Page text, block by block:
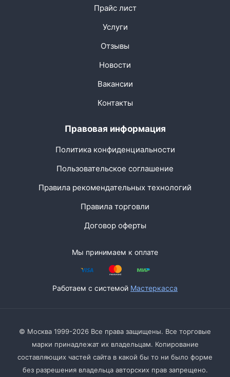
Прайс лист
Услуги
Отзывы
Новости
Вакансии
Контакты
Правовая информация
Политика конфиденциальности
Пользовательское соглашение
Правила рекомендательных технологий
Правила торговли
Договор оферты
Мы принимаем к оплате
Работаем с системой Мастеркасса
© Москва 1999-2026 Все права защищены. Все торговые
марки принадлежат их владельцам. Копирование
составляющих частей сайта в какой бы то ни было форме
без разрешения владельца авторских прав запрещено.